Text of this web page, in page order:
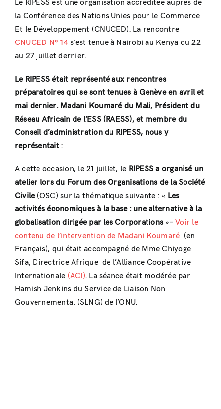
Le RIPESS est une organisation accréditée auprès de
la Conférence des Nations Unies pour le Commerce
Et le Développement (CNUCED). La rencontre
CNUCED Nº 14s’est tenue à Nairobi au Kenya du 22
au 27 juillet dernier.
Le RIPESS était représenté aux rencontres
préparatoires qui se sont tenues à Genève en avril et
mai dernier. Madani Koumaré du Mali, Président du
Réseau Africain de l’ESS (RAESS), et membre du
Conseil d’administration du RIPESS, nous y
représentait:
A cette occasion, le 21 juillet, le RIPESS a organisé un
atelier lors du Forum des Organisations de la Société
Civile(OSC) sur la thématique suivante : « Les
activités économiques à la base : une alternative à la
globalisation dirigée par les Corporations »–Voir le
contenu de l’intervention de Madani Koumaré (en
Français), qui était accompagné de Mme Chiyoge
Sifa, Directrice Afrique de l’Alliance Coopérative
Internationale (ACI). La séance était modérée par
Hamish Jenkins du Service de Liaison Non
Gouvernemental (SLNG) de l’ONU.